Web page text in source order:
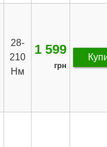
28-
210
Нм
1 599
грн